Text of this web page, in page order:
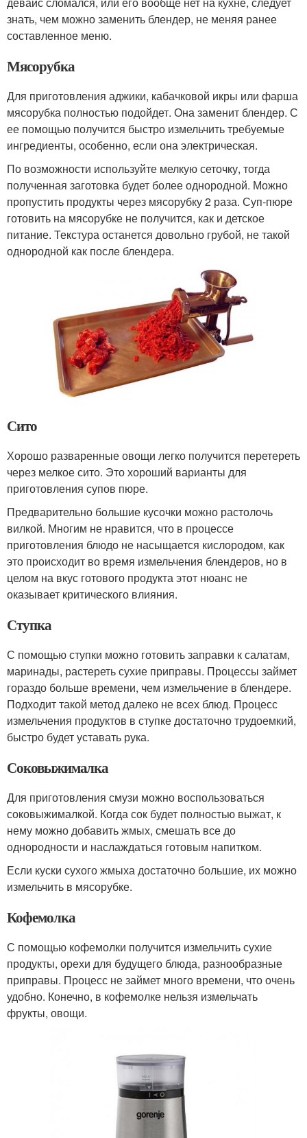
знать, чем можно заменить блендер, не меняя ранее
составленное меню.
Мясорубка
Для приготовления аджики, кабачковой икры или фарша
мясорубка полностью подойдет. Она заменит блендер. С
ее помощью получится быстро измельчить требуемые
ингредиенты, особенно, если она электрическая.
По возможности используйте мелкую сеточку, тогда
полученная заготовка будет более однородной. Можно
пропустить продукты через мясорубку 2 раза. Суп-пюре
готовить на мясорубке не получится, как и детское
питание. Текстура останется довольно грубой, не такой
однородной как после блендера.
Сито
Хорошо разваренные овощи легко получится перетереть
через мелкое сито. Это хороший варианты для
приготовления супов пюре.
Предварительно большие кусочки можно растолочь
вилкой. Многим не нравится, что в процессе
приготовления блюдо не насыщается кислородом, как
это происходит во время измельчения блендеров, но в
целом на вкус готового продукта этот нюанс не
оказывает критического влияния.
Ступка
С помощью ступки можно готовить заправки к салатам,
маринады, растереть сухие приправы. Процессы займет
гораздо больше времени, чем измельчение в блендере.
Подходит такой метод далеко не всех блюд. Процесс
измельчения продуктов в ступке достаточно трудоемкий,
быстро будет уставать рука.
Соковыжималка
Для приготовления смузи можно воспользоваться
соковыжималкой. Когда сок будет полностью выжат, к
нему можно добавить жмых, смешать все до
однородности и наслаждаться готовым напитком.
Если куски сухого жмыха достаточно большие, их можно
измельчить в мясорубке.
Кофемолка
С помощью кофемолки получится измельчить сухие
продукты, орехи для будущего блюда, разнообразные
приправы. Процесс не займет много времени, что очень
удобно. Конечно, в кофемолке нельзя измельчать
фрукты, овощи.